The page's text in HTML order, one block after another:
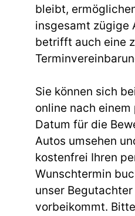
bleibt,
insgesamt zügige
betrifft auch eine
Sie können sich
online nach einem
Datum für die
Autos umsehen
kostenfrei Ihren
Wunschtermin
unser
vorbeikommt.